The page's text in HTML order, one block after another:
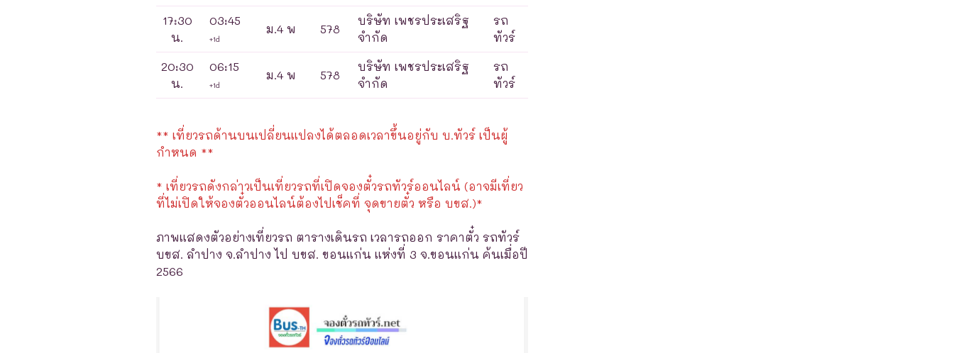
17:30
น.
03:45
+1d
ม.4 พ 578
บริษัท เพชรประเสริฐ
จำกัด
รถ
ทัวร์
20:30
น.
06:15
+1d
ม.4 พ 578
บริษัท เพชรประเสริฐ
จำกัด
รถ
ทัวร์
** เที่ยวรถด้านบนเปลี่ยนแปลงได้ตลอดเวลาขึ้นอยู่กับ บ.ทัวร์ เป็นผู้
กำหนด **
* เที่ยวรถดังกล่าวเป็นเที่ยวรถที่เปิดจองตั๋วรถทัวร์ออนไลน์ (อาจมีเที่ยว
ที่ไม่เปิดให้จองตั๋วออนไลน์ต้องไปเช็คที่ จุดขายตั๋ว หรือ บขส.)*
ภาพแสดงตัวอย่างเที่ยวรถ ตารางเดินรถ เวลารถออก ราคาตั๋ว รถทัวร์
บขส. ลำปาง จ.ลำปาง ไป บขส. ขอนแก่น แห่งที่ 3 จ.ขอนแก่น ค้นเมื่อปี
2566